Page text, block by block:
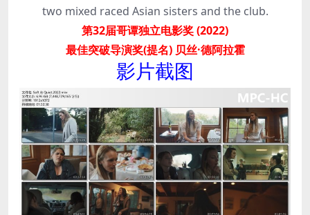
two mixed raced Asian sisters and the club.
第32届哥谭独立电影奖 (2022)
最佳突破导演奖(提名) 贝丝·德阿拉霍
影片截图